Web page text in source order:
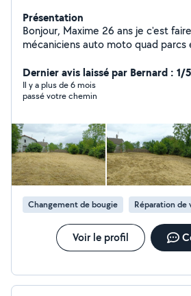
Présentation
Bonjour, Maxime 26 ans je c'est
mécaniciens auto moto quad parcs
transport en commun tonte
en tous genres ne pas hésiter à me contacter Tonte
Débroussaillage Location de matériel Dépannage a
Dernier avis laissé par Bernard : 1/5
Il y a plus de 6 mois
passé votre chemin
Changement de bougie Réparation de
Voir le profil